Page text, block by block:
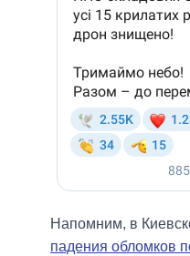
Напомним, в
падения обломков